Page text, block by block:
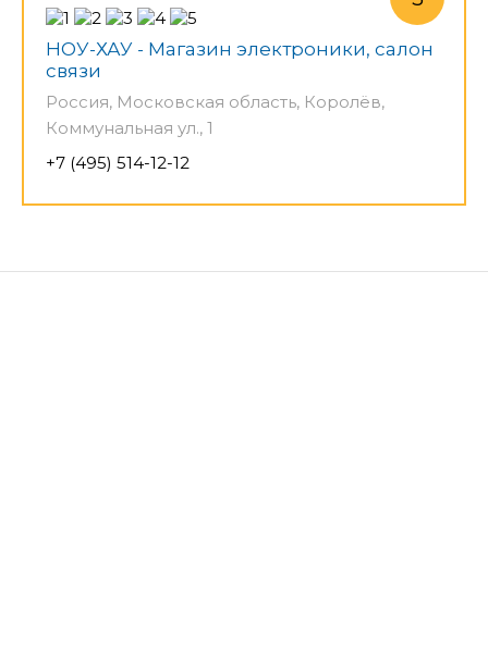
НОУ-ХАУ - Магазин электроники, салон
связи
Россия, Московская область, Королёв,
Коммунальная ул., 1
+7 (495) 514-12-12